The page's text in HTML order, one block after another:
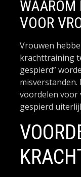
WAAROM
VOOR
Vrouwen
krachttraining
gespierd”
voordelen voor
gespierd